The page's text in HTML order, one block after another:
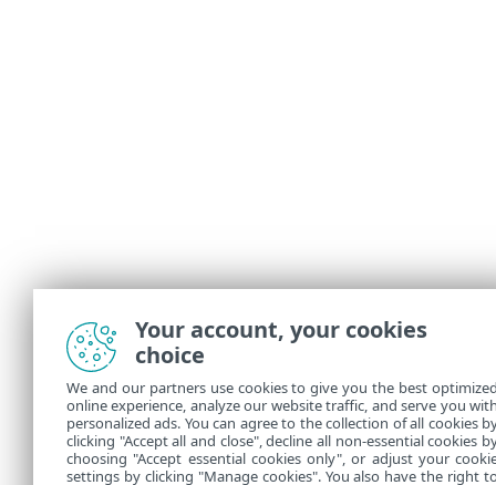
Your account, your cookies
choice
We and our partners use cookies to give you the best
online experience, analyze our website traffic, and serve you
personalized ads. You can agree to the collection of all cookies
clicking "Accept all and close", decline all non-essential cookies
choosing "Accept essential cookies only", or adjust your
settings by clicking "Manage cookies". You also have the right